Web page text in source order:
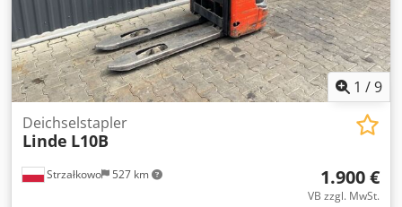
1 /9
Strzałkowo 527 km
Deichselstapler
Linde L10B
1.900 €
VB zzgl. MwSt.